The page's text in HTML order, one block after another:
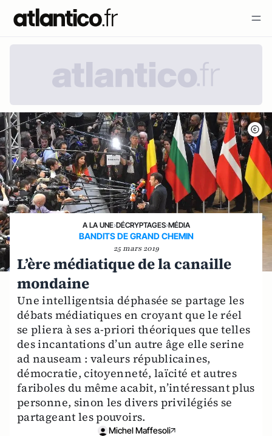
A LA UNE›DÉCRYPTAGES›MÉDIA
BANDITS DE GRAND CHEMIN
25 mars 2019
L’ère médiatique de la canaille
mondaine
Une intelligentsia déphasée se partage les
débats médiatiques en croyant que le réel
se pliera à ses a-priori théoriques que telles
des incantations d’un autre âge elle serine
ad nauseam : valeurs républicaines,
démocratie, citoyenneté, laïcité et autres
fariboles du même acabit, n’intéressant plus
personne, sinon les divers privilégiés se
partageant les pouvoirs.
Michel Maffesoli